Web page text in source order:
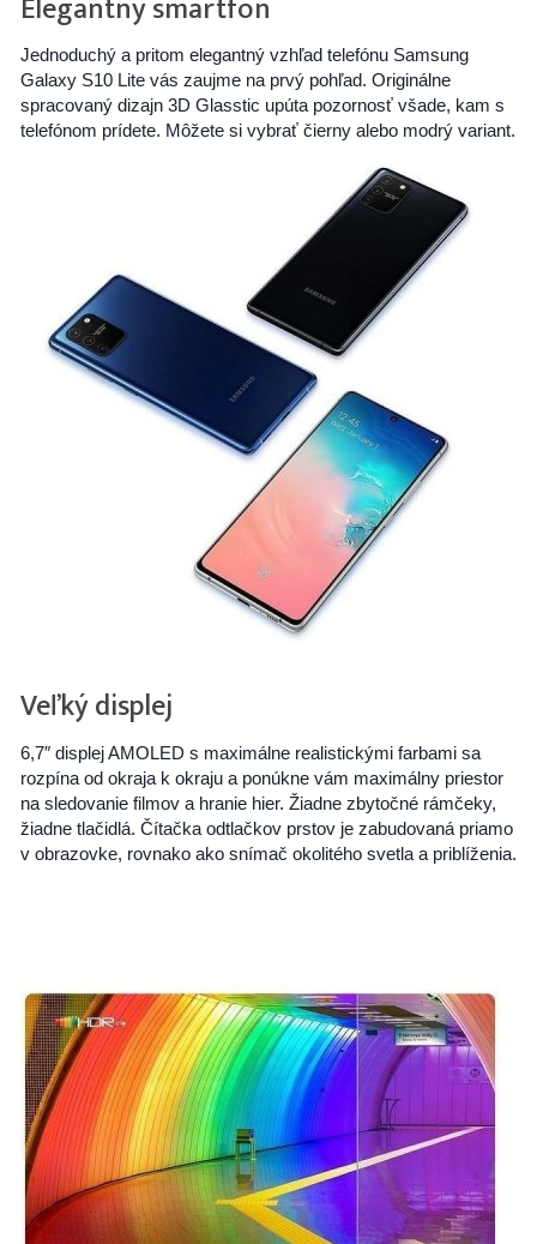
Jednoduchý a pritom elegantný vzhľad telefónu Samsung
Galaxy S10 Lite vás zaujme na prvý pohľad. Originálne
spracovaný dizajn 3D Glasstic upúta pozornosť všade, kam s
telefónom prídete. Môžete si vybrať čierny alebo modrý variant.
Veľký displej
6,7″ displej AMOLED s maximálne realistickými farbami sa
rozpína od okraja k okraju a ponúkne vám maximálny priestor
na sledovanie filmov a hranie hier. Žiadne zbytočné rámčeky,
žiadne tlačidlá. Čítačka odtlačkov prstov je zabudovaná priamo
v obrazovke, rovnako ako snímač okolitého svetla a priblíženia.